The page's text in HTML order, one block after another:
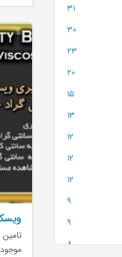
31
30
23
20
15
13
12
12
12
9
9
8